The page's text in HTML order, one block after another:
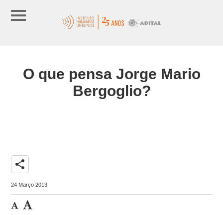
O que pensa Jorge Mario
Bergoglio?
share
24 Março 2013